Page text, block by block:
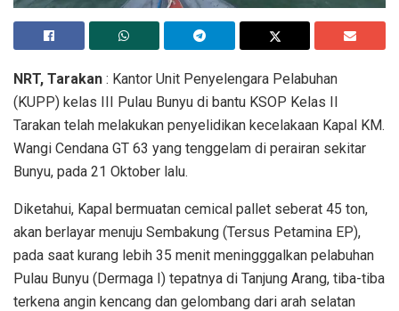
NRT, Tarakan : Kantor Unit Penyelengara Pelabuhan
(KUPP) kelas III Pulau Bunyu di bantu KSOP Kelas II
Tarakan telah melakukan penyelidikan kecelakaan Kapal KM.
Wangi Cendana GT 63 yang tenggelam di perairan sekitar
Bunyu, pada 21 Oktober lalu.
Diketahui, Kapal bermuatan cemical pallet seberat 45 ton,
akan berlayar menuju Sembakung (Tersus Petamina EP),
pada saat kurang lebih 35 menit meningggalkan pelabuhan
Pulau Bunyu (Dermaga I) tepatnya di Tanjung Arang, tiba-tiba
terkena angin kencang dan gelombang dari arah selatan